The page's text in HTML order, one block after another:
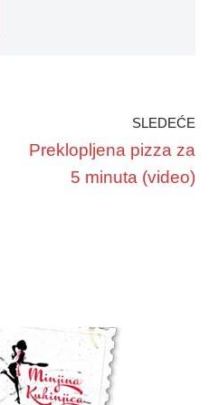
SLEDEĆE
Preklopljena pizza za
5 minuta (video)